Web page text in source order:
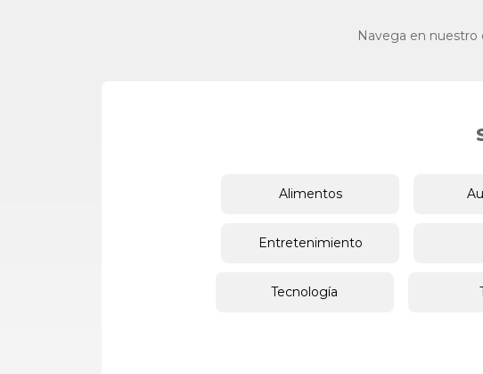
Navega en
Alimentos
Entretenimiento
Tecnología